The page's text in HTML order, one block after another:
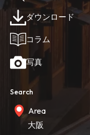
ダウンロード
コラム
写真
Search
Area
大阪